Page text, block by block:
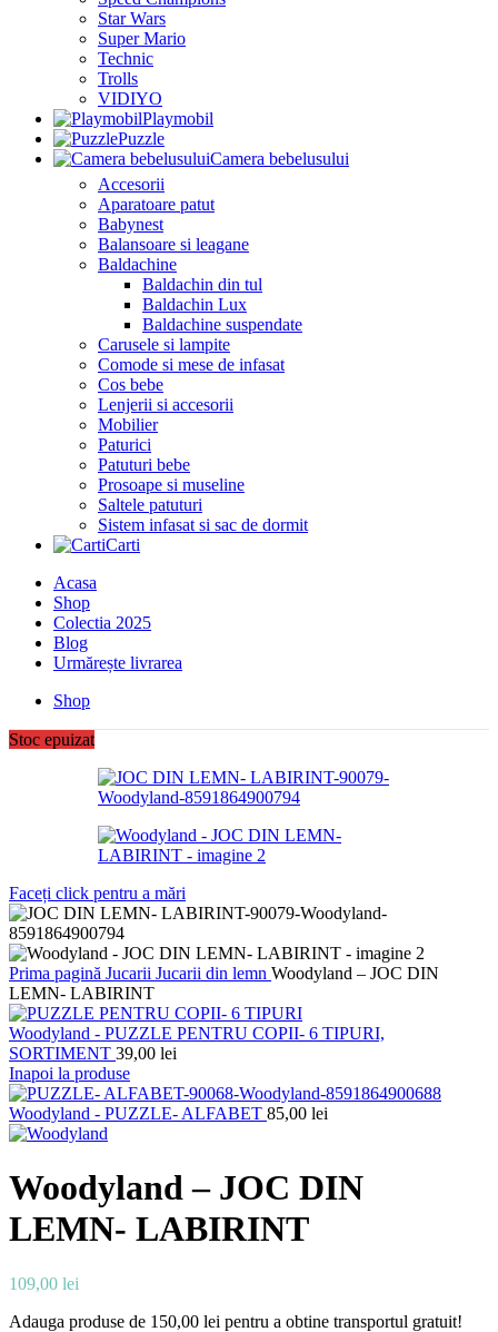
Star Wars
Super Mario
Technic
Trolls
VIDIYO
Playmobil
Puzzle
Camera bebelusului
Accesorii
Aparatoare patut
Babynest
Balansoare si leagane
Baldachine
Baldachin din tul
Baldachin Lux
Baldachine suspendate
Carusele si lampite
Comode si mese de infasat
Cos bebe
Lenjerii si accesorii
Mobilier
Paturici
Patuturi bebe
Prosoape si museline
Saltele patuturi
Sistem infasat si sac de dormit
Carti
Acasa
Shop
Colectia 2025
Blog
Urmărește livrarea
Shop
Stoc epuizat
Faceți click pentru a mări
Prima pagină Jucarii Jucarii din lemn Woodyland – JOC DIN
LEMN- LABIRINT
Woodyland - PUZZLE PENTRU COPII- 6 TIPURI,
SORTIMENT 39,00 lei
Inapoi la produse
Woodyland - PUZZLE- ALFABET 85,00 lei
Woodyland – JOC DIN
LEMN- LABIRINT
109,00 lei
Adauga produse de 150,00 lei pentru a obtine transportul gratuit!